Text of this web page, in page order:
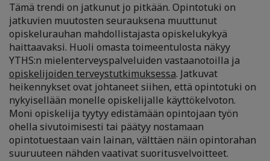
Tämä trendi on jatkunut jo pitkään. Opintotuki on
jatkuvien muutosten seurauksena muuttunut
opiskelurauhan mahdollistajasta opiskelukykyä
haittaavaksi. Huoli omasta toimeentulosta näkyy
YTHS:n mielenterveyspalveluiden vastaanotoilla ja
opiskelijoiden terveystutkimuksessa. Jatkuvat
heikennykset ovat johtaneet siihen, että opintotuki on
nykyisellään monelle opiskelijalle käyttökelvoton.
Moni opiskelija tyytyy edistämään opintojaan työn
ohella sivutoimisesti tai päätyy nostamaan
opintotuestaan vain lainan, välttäen näin opintorahan
suuruuteen nähden vaativat suoritusvelvoitteet.